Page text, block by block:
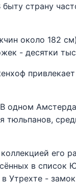
страну
около 182
- десятки
одном
тюльпанов,
его
в
Утрехте -